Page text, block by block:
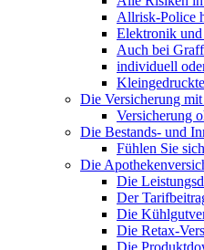
Allrisk-Police
Elektronik
Auch bei
individuell
Die Versicherung
Versicherung
Die Bestands- und
Fühlen Sie
Die
Die
Der
Die
Die Retax-
Die